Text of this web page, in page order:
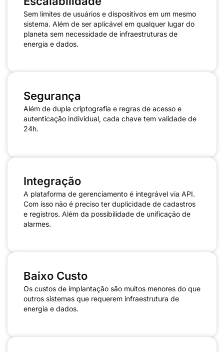
Sem limites de usuários e dispositivos em um mesmo
sistema. Além de ser aplicável em qualquer lugar do
planeta sem necessidade de infraestruturas de
energia e dados.
Segurança
Além de dupla criptografia e regras de acesso e
autenticação individual, cada chave tem validade de
24h.
Integração
A plataforma de gerenciamento é integrável via API.
Com isso não é preciso ter duplicidade de cadastros
e registros. Além da possibilidade de unificação de
alarmes.
Baixo Custo
Os custos de implantação são muitos menores do que
outros sistemas que requerem infraestrutura de
energia e dados.